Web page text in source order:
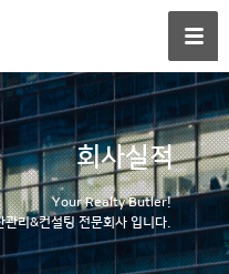
회사실적
Your Realty Butler!
리&컨설팅 전문회사 입니다.